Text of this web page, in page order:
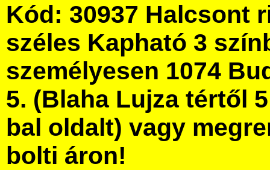
Kód: 30937 Halcsont
széles Kapható 3
személyesen 1074
5. (Blaha Lujza tértől
bal oldalt) vagy
bolti áron!